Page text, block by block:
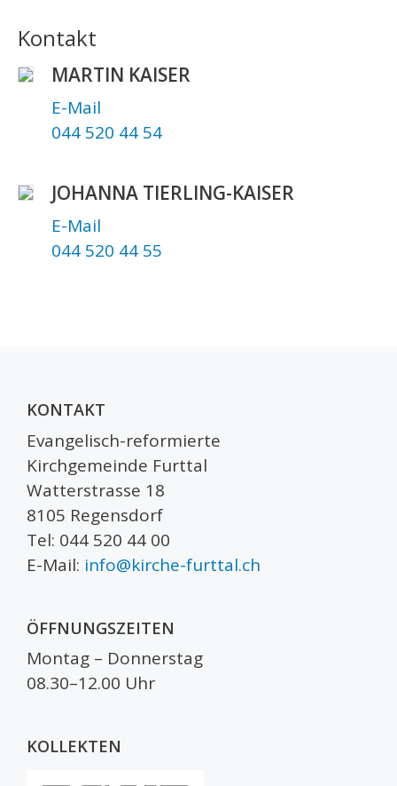
Kontakt
MARTIN KAISER
E-Mail
044 520 44 54
JOHANNA TIERLING-KAISER
E-Mail
044 520 44 55
KONTAKT
Evangelisch-reformierte
Kirchgemeinde Furttal
Watterstrasse 18
8105 Regensdorf
Tel: 044 520 44 00
E-Mail: info@kirche-furttal.ch
ÖFFNUNGSZEITEN
Montag – Donnerstag
08.30–12.00 Uhr
KOLLEKTEN